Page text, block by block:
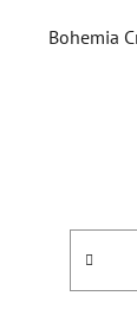
Bohemia